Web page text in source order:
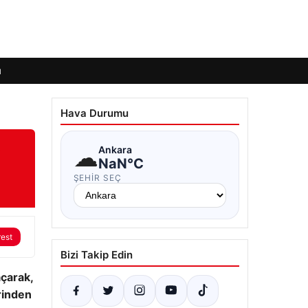
Hava Durumu
☁Ankara
NaN°C
ŞEHIR SEÇ
Bizi Takip Edin